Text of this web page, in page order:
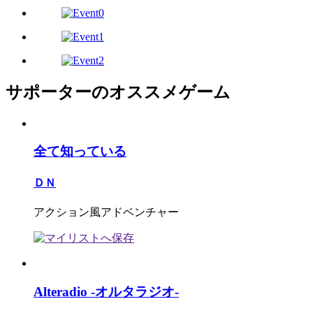
サポーターのオススメゲーム
全て知っている
ＤＮ
アクション風アドベンチャー
Alteradio -オルタラジオ-